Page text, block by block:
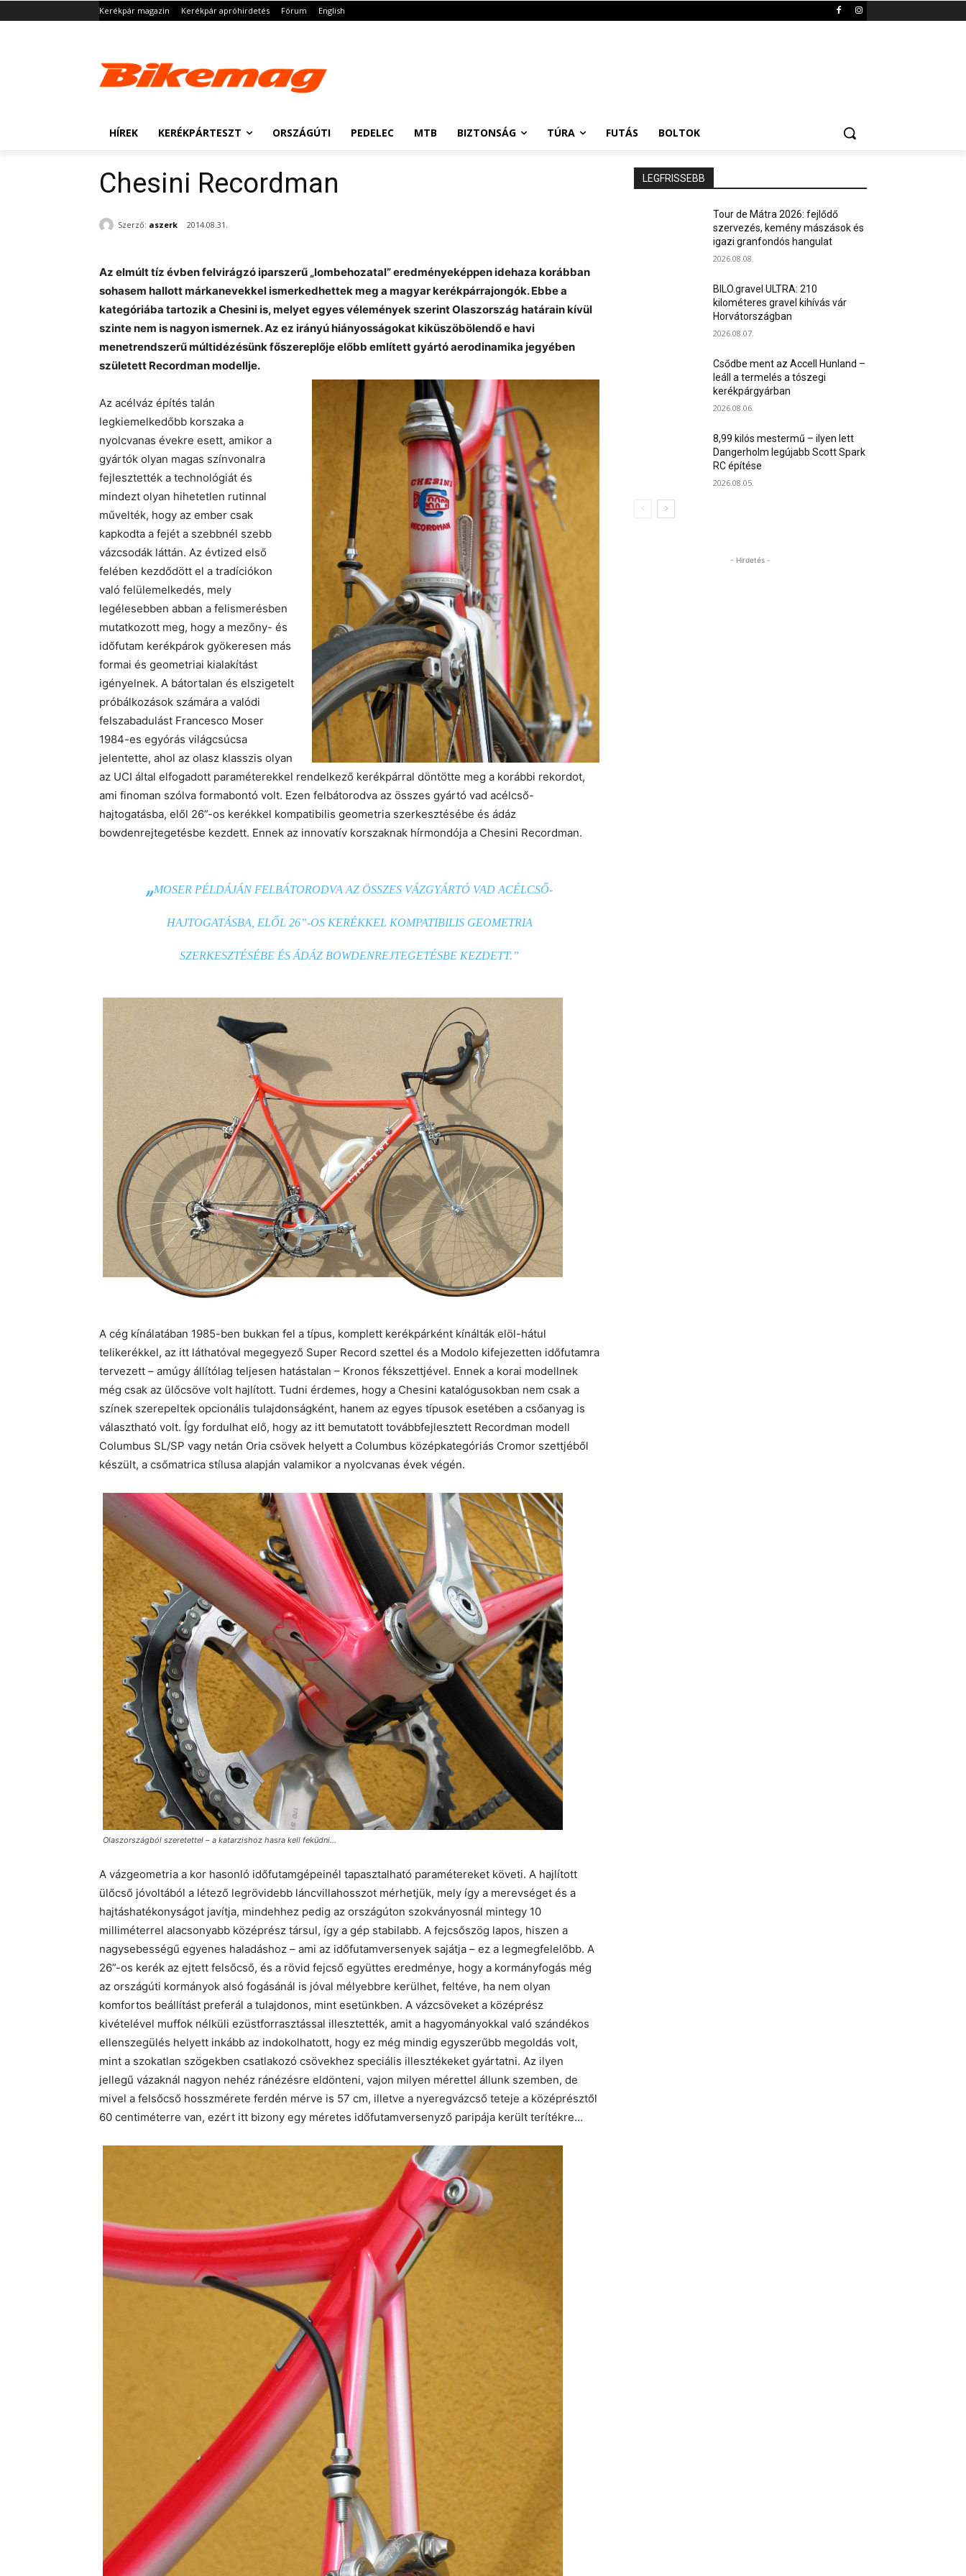
Kerékpár magazin Kerékpár apróhirdetés Fórum English
HÍREK KERÉKPÁRTESZT ORSZÁGÚTI PEDELEC MTB BIZTONSÁG TÚRA FUTÁS BOLTOK
Chesini Recordman
Szerző: aszerk 2014.08.31.
Az elmúlt tíz évben felvirágzó iparszerű „lombehozatal” eredményeképpen idehaza korábban
sohasem hallott márkanevekkel ismerkedhettek meg a magyar kerékpárrajongók. Ebbe a
kategóriába tartozik a Chesini is, melyet egyes vélemények szerint Olaszország határain kívül
szinte nem is nagyon ismernek. Az ez irányú hiányosságokat kiküszöbölendő e havi
menetrendszerű múltidézésünk főszereplője előbb említett gyártó aerodinamika jegyében
született Recordman modellje.
Az acélváz építés talán
legkiemelkedőbb korszaka a
nyolcvanas évekre esett, amikor a
gyártók olyan magas színvonalra
fejlesztették a technológiát és
mindezt olyan hihetetlen rutinnal
művelték, hogy az ember csak
kapkodta a fejét a szebbnél szebb
vázcsodák láttán. Az évtized első
felében kezdődött el a tradíciókon
való felülemelkedés, mely
legélesebben abban a felismerésben
mutatkozott meg, hogy a mezőny- és
időfutam kerékpárok gyökeresen más
formai és geometriai kialakítást
igényelnek. A bátortalan és elszigetelt
próbálkozások számára a valódi
felszabadulást Francesco Moser
1984-es egyórás világcsúcsa
jelentette, ahol az olasz klasszis olyan
az UCI által elfogadott paraméterekkel rendelkező kerékpárral döntötte meg a korábbi rekordot,
ami finoman szólva formabontó volt. Ezen felbátorodva az összes gyártó vad acélcső-
hajtogatásba, elől 26”-os kerékkel kompatibilis geometria szerkesztésébe és ádáz
bowdenrejtegetésbe kezdett. Ennek az innovatív korszaknak hírmondója a Chesini Recordman.
„MOSER PÉLDÁJÁN FELBÁTORODVA AZ ÖSSZES VÁZGYÁRTÓ VAD ACÉLCSŐ-
HAJTOGATÁSBA, ELŐL 26”-OS KERÉKKEL KOMPATIBILIS GEOMETRIA
SZERKESZTÉSÉBE ÉS ÁDÁZ BOWDENREJTEGETÉSBE KEZDETT.”
A cég kínálatában 1985-ben bukkan fel a típus, komplett kerékpárként kínálták elöl-hátul
telikerékkel, az itt láthatóval megegyező Super Record szettel és a Modolo kifejezetten időfutamra
tervezett – amúgy állítólag teljesen hatástalan – Kronos fékszettjével. Ennek a korai modellnek
még csak az ülőcsöve volt hajlított. Tudni érdemes, hogy a Chesini katalógusokban nem csak a
színek szerepeltek opcionális tulajdonságként, hanem az egyes típusok esetében a csőanyag is
választható volt. Így fordulhat elő, hogy az itt bemutatott továbbfejlesztett Recordman modell
Columbus SL/SP vagy netán Oria csövek helyett a Columbus középkategóriás Cromor szettjéből
készült, a csőmatrica stílusa alapján valamikor a nyolcvanas évek végén.
Olaszországból szeretettel – a katarzishoz hasra kell feküdni…
A vázgeometria a kor hasonló időfutamgépeinél tapasztalható paramétereket követi. A hajlított
ülőcső jóvoltából a létező legrövidebb láncvillahosszot mérhetjük, mely így a merevséget és a
hajtáshatékonyságot javítja, mindehhez pedig az országúton szokványosnál mintegy 10
milliméterrel alacsonyabb középrész társul, így a gép stabilabb. A fejcsőszög lapos, hiszen a
nagysebességű egyenes haladáshoz – ami az időfutamversenyek sajátja – ez a legmegfelelőbb. A
26”-os kerék az ejtett felsőcső, és a rövid fejcső együttes eredménye, hogy a kormányfogás még
az országúti kormányok alsó fogásánál is jóval mélyebbre kerülhet, feltéve, ha nem olyan
komfortos beállítást preferál a tulajdonos, mint esetünkben. A vázcsöveket a középrész
kivételével muffok nélküli ezüstforrasztással illesztették, amit a hagyományokkal való szándékos
ellenszegülés helyett inkább az indokolhatott, hogy ez még mindig egyszerűbb megoldás volt,
mint a szokatlan szögekben csatlakozó csövekhez speciális illesztékeket gyártatni. Az ilyen
jellegű vázaknál nagyon nehéz ránézésre eldönteni, vajon milyen mérettel állunk szemben, de
mivel a felsőcső hosszmérete ferdén mérve is 57 cm, illetve a nyeregvázcső teteje a középrésztől
60 centiméterre van, ezért itt bizony egy méretes időfutamversenyző paripája került terítékre…
LEGFRISSEBB
Tour de Mátra 2026: fejlődő
szervezés, kemény mászások és
igazi granfondós hangulat
2026.08.08.
BILO.gravel ULTRA: 210
kilométeres gravel kihívás vár
Horvátországban
2026.08.07.
Csődbe ment az Accell Hunland –
leáll a termelés a tószegi
kerékpárgyárban
2026.08.06.
8,99 kilós mestermű – ilyen lett
Dangerholm legújabb Scott Spark
RC építése
2026.08.05.
- Hirdetés -